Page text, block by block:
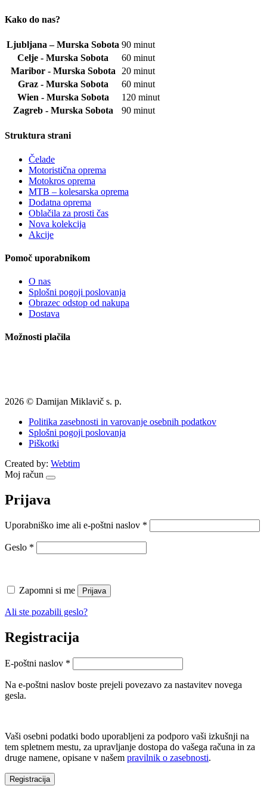
Kako do nas?
Ljubljana – Murska Sobota 90 minut
Celje - Murska Sobota
60 minut
Maribor - Murska Sobota
20 minut
Graz - Murska Sobota
60 minut
Wien - Murska Sobota
120 minut
Zagreb - Murska Sobota
90 minut
Struktura strani
Čelade
Motoristična oprema
Motokros oprema
MTB – kolesarska oprema
Dodatna oprema
Oblačila za prosti čas
Nova kolekcija
Akcije
Pomoč uporabnikom
O nas
Splošni pogoji poslovanja
Obrazec odstop od nakupa
Dostava
Možnosti plačila
2026 © Damijan Miklavič s. p.
Politika zasebnosti in varovanje osebnih podatkov
Splošni pogoji poslovanja
Piškotki
Created by: Webtim
Moj račun
Prijava
Uporabniško ime ali e-poštni naslov *
Geslo *
Zapomni si me Prijava
Ali ste pozabili geslo?
Registracija
E-poštni naslov *
Na e-poštni naslov boste prejeli povezavo za nastavitev novega
gesla.
Vaši osebni podatki bodo uporabljeni za podporo vaši izkušnji na
tem spletnem mestu, za upravljanje dostopa do vašega računa in za
druge namene, opisane v našem pravilnik o zasebnosti.
Registracija